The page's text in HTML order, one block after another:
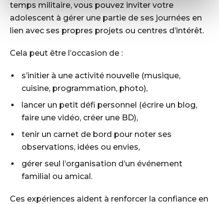
temps militaire, vous pouvez inviter votre
adolescent à gérer une partie de ses journées en
lien avec ses propres projets ou centres d’intérêt.
Cela peut être l’occasion de :
s’initier à une activité nouvelle (musique,
cuisine, programmation, photo),
lancer un petit défi personnel (écrire un blog,
faire une vidéo, créer une BD),
tenir un carnet de bord pour noter ses
observations, idées ou envies,
gérer seul l’organisation d’un événement
familial ou amical.
Ces expériences aident à renforcer la confiance en